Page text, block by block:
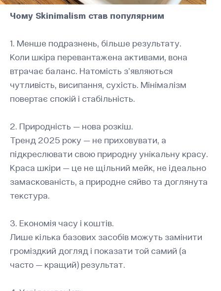
Чому Skinimalism став популярним
1. Менше подразнень, більше результату.
Коли шкіра перевантажена активами, вона
втрачає баланс. Натомість з’являються
чутливість, висипання, сухість. Мінімалізм
повертає спокій і стабільність.
2. Природність — нова розкіш.
Тренд 2025 року — не приховувати, а
підкреслювати свою природну унікальну красу.
Краса шкіри — це не щільний мейк, не ідеально
замаскованість, а природне сяйво та доглянута
текстура.
3. Економія часу і коштів.
Лише кілька базових засобів можуть замінити
громіздкий догляд і показати той самий (а
часто — кращий) результат.